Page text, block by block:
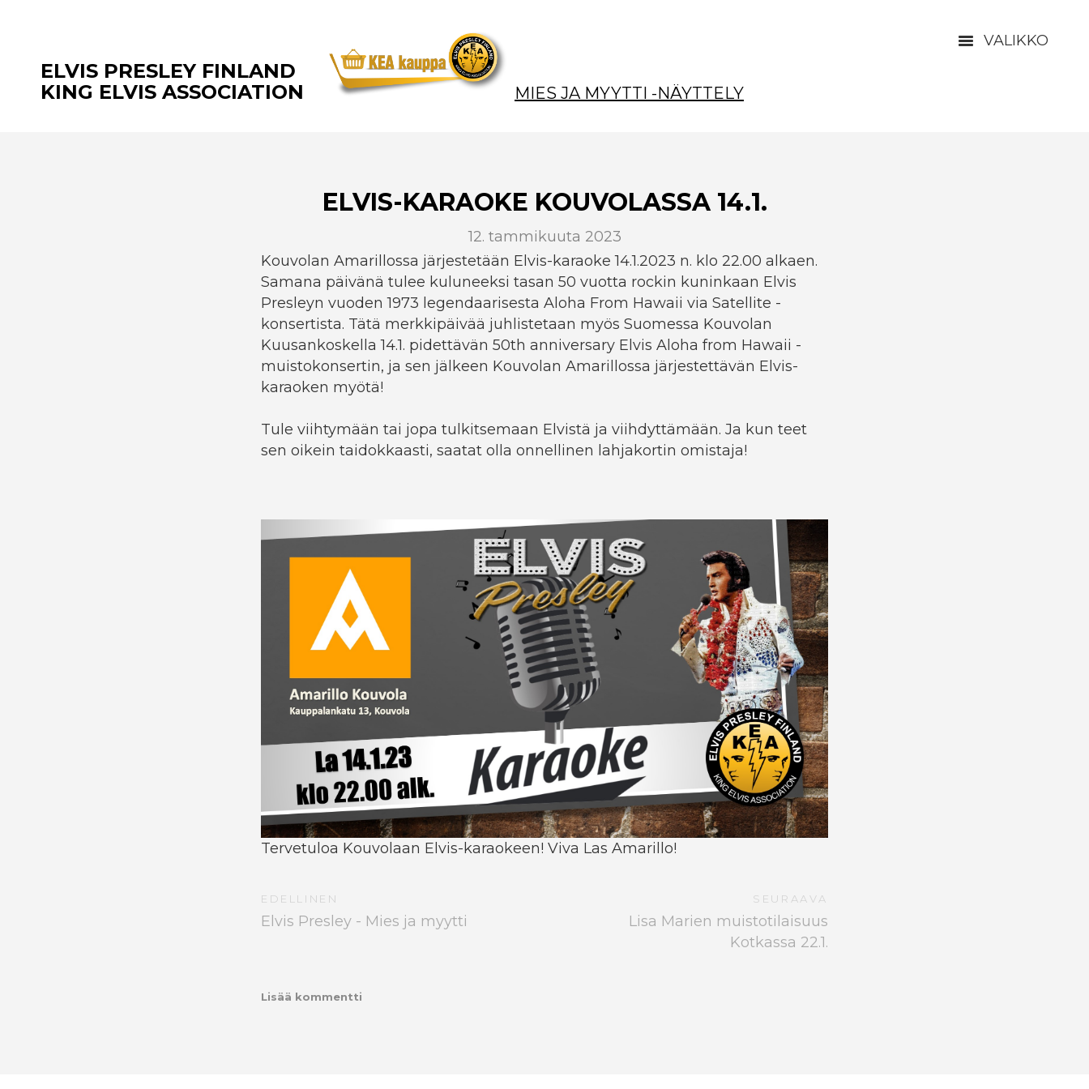
VALIKKO
ELVIS PRESLEY FINLAND
KING ELVIS ASSOCIATION
MIES JA MYYTTI -NÄYTTELY
ELVIS-KARAOKE KOUVOLASSA 14.1.
12. tammikuuta 2023
Kouvolan Amarillossa järjestetään Elvis-karaoke 14.1.2023 n. klo 22.00 alkaen.
Samana päivänä tulee kuluneeksi tasan 50 vuotta rockin kuninkaan Elvis
Presleyn vuoden 1973 legendaarisesta Aloha From Hawaii via Satellite -
konsertista. Tätä merkkipäivää juhlistetaan myös Suomessa Kouvolan
Kuusankoskella 14.1. pidettävän 50th anniversary Elvis Aloha from Hawaii -
muistokonsertin, ja sen jälkeen Kouvolan Amarillossa järjestettävän Elvis-
karaoken myötä!
Tule viihtymään tai jopa tulkitsemaan Elvistä ja viihdyttämään. Ja kun teet
sen oikein taidokkaasti, saatat olla onnellinen lahjakortin omistaja!
Tervetuloa Kouvolaan Elvis-karaokeen! Viva Las Amarillo!
EDELLINEN
Elvis Presley - Mies ja myytti
SEURAAVA
Lisa Marien muistotilaisuus
Kotkassa 22.1.
Lisää kommentti